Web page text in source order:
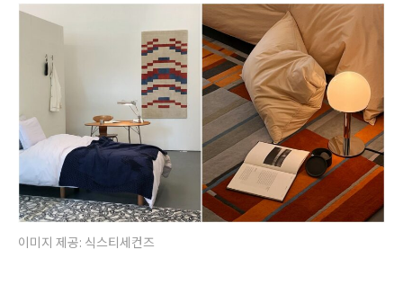
이미지 제공: 식스티세컨즈